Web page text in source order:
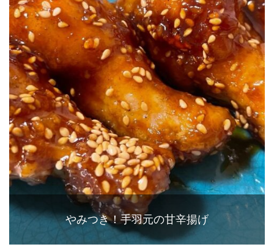
やみつき！手羽元の甘辛揚げ